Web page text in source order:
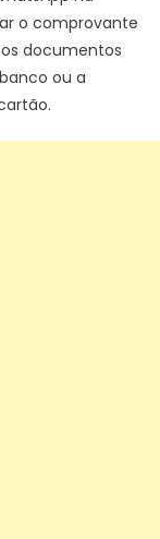
o comprovante
documentos
ou a